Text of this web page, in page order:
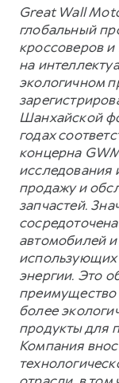
Great Wall
глобальный
кроссоверов
на
экологичном
Шанхайской
годах
концерна
исследования
продажу и
запчастей.
автомобилей и
использующих
энергии. Это
преимущество
более
продукты для
Компания